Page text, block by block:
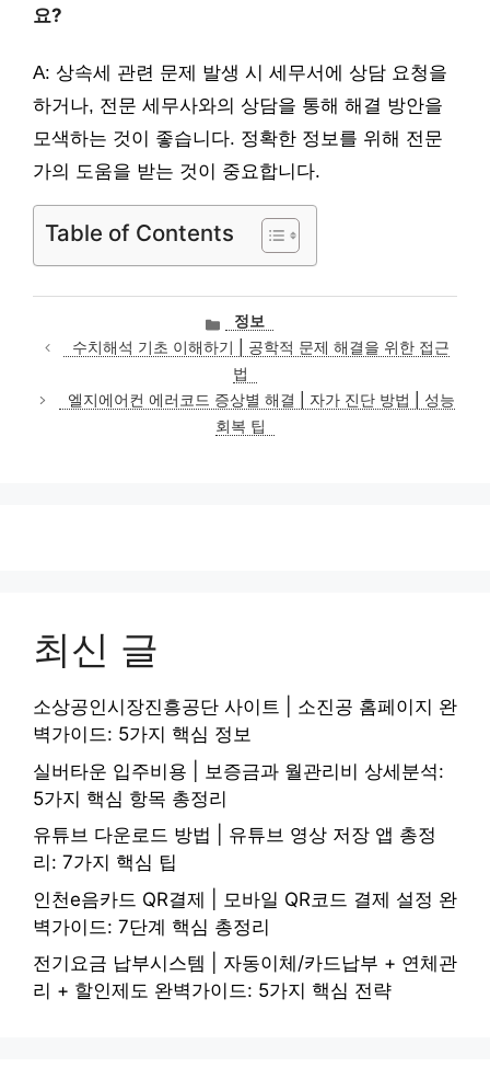
요?
A: 상속세 관련 문제 발생 시 세무서에 상담 요청을
하거나, 전문 세무사와의 상담을 통해 해결 방안을
모색하는 것이 좋습니다. 정확한 정보를 위해 전문
가의 도움을 받는 것이 중요합니다.
Table of Contents
카
테
고
리
정보
수치해석 기초 이해하기 | 공학적 문제 해결을 위한 접근
법
엘지에어컨 에러코드 증상별 해결 | 자가 진단 방법 | 성능
회복 팁
최신 글
소상공인시장진흥공단 사이트 | 소진공 홈페이지 완
벽가이드: 5가지 핵심 정보
실버타운 입주비용 | 보증금과 월관리비 상세분석:
5가지 핵심 항목 총정리
유튜브 다운로드 방법 | 유튜브 영상 저장 앱 총정
리: 7가지 핵심 팁
인천e음카드 QR결제 | 모바일 QR코드 결제 설정 완
벽가이드: 7단계 핵심 총정리
전기요금 납부시스템 | 자동이체/카드납부 + 연체관
리 + 할인제도 완벽가이드: 5가지 핵심 전략